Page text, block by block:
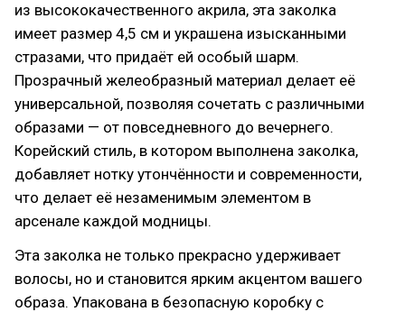
из высококачественного акрила, эта заколка
имеет размер 4,5 см и украшена изысканными
стразами, что придаёт ей особый шарм.
Прозрачный желеобразный материал делает её
универсальной, позволяя сочетать с различными
образами — от повседневного до вечернего.
Корейский стиль, в котором выполнена заколка,
добавляет нотку утончённости и современности,
что делает её незаменимым элементом в
арсенале каждой модницы.
Эта заколка не только прекрасно удерживает
волосы, но и становится ярким акцентом вашего
образа. Упакована в безопасную коробку с